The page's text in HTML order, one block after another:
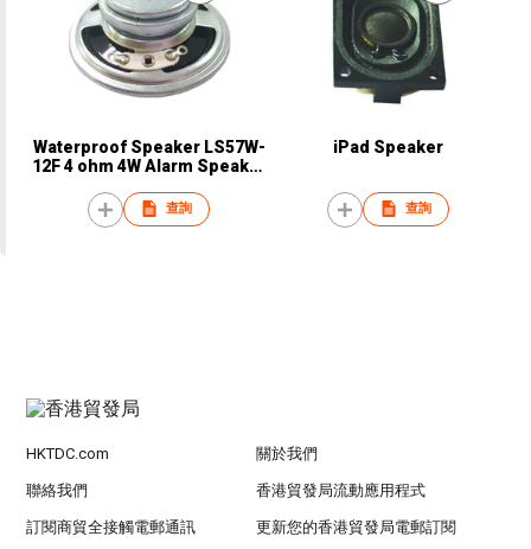
Waterproof Speaker LS57W-
12F 4 ohm 4W Alarm Speaker
查詢
iPad Speaker
查詢
HKTDC.com 關於我們
聯絡我們 香港貿發局流動應用程式
訂閱商貿全接觸電郵通訊 更新您的香港貿發局電郵訂閱